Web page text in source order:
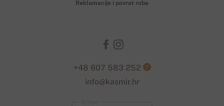
Reklamacije i povrat robe
+48 607 583 252 ?
info@kasmir.hr